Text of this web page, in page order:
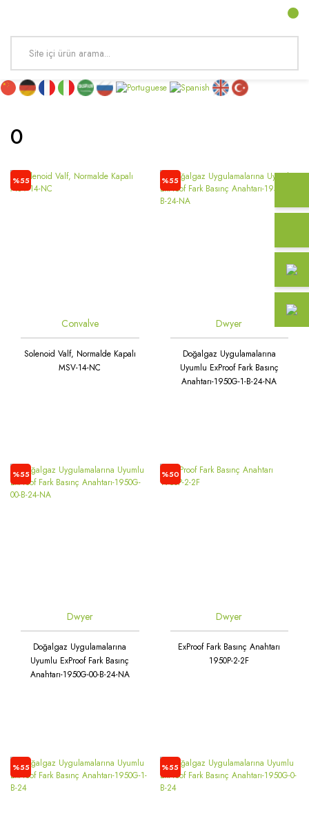
0
%55
Convalve
Solenoid Valf, Normalde Kapalı
MSV-14-NC
%55
Dwyer
Doğalgaz Uygulamalarına
Uyumlu ExProof Fark Basınç
Anahtarı-1950G-1-B-24-NA
%55
Dwyer
Doğalgaz Uygulamalarına
Uyumlu ExProof Fark Basınç
Anahtarı-1950G-00-B-24-NA
%50
Dwyer
ExProof Fark Basınç Anahtarı
1950P-2-2F
%55 %55